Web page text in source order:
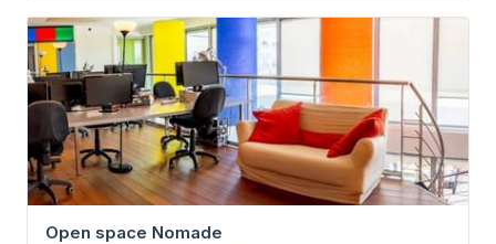
Open space Nomade